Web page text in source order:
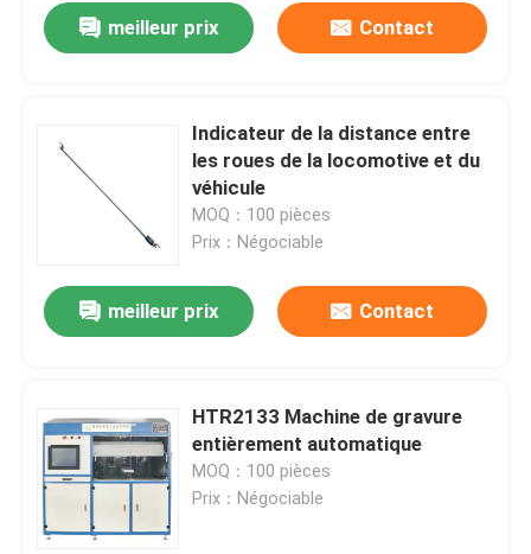
Produits
À propos de nous
meilleur prix Contact
Indicateur de la distance entre
les roues de la locomotive et du
véhicule
MOQ：100 pièces
Prix：Négociable
meilleur prix Contact
HTR2133 Machine de gravure
entièrement automatique
MOQ：100 pièces
Prix：Négociable